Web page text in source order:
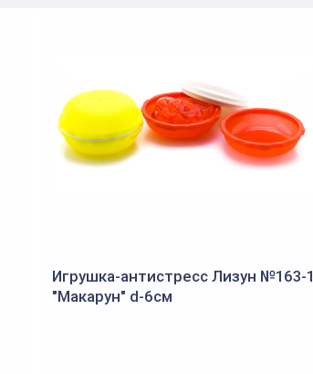
Игрушка-антистресс Лизун №163-1
"Макарун" d-6см